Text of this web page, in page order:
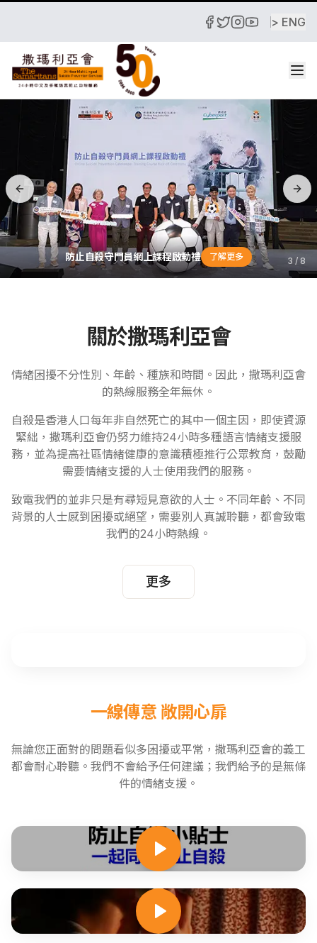
> ENG
跳至主要內容
撒瑪利亞防止自殺會最新消息 - The Samaritans Latest News
防止自殺守門員網上課程啟動禮 了解更多關於 Online
Previous slide
3 /8
關於撒瑪利亞會
情緒困擾不分性別、年齡、種族和時間。因此，撒瑪利亞會
的熱線服務全年無休。
自殺是香港人口每年非自然死亡的其中一個主因，即使資源
緊絀，撒瑪利亞會仍努力維持24小時多種語言情緒支援服
務，並為提高社區情緒健康的意識積極推行公眾教育，鼓勵
需要情緒支援的人士使用我們的服務。
致電我們的並非只是有尋短見意欲的人士。不同年齡、不同
背景的人士感到困擾或絕望，需要別人真誠聆聽，都會致電
我們的24小時熱線。
更多
一線傳意 敞開心扉
無論您正面對的問題看似多困擾或平常，撒瑪利亞會的義工
都會耐心聆聽。我們不會給予任何建議；我們給予的是無條
件的情緒支援。